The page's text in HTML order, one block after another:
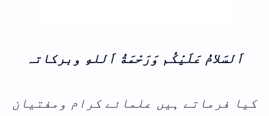
اَلسَلامُ عَلَيْكُم وَرَحْمَةُ اَللهِ وبرکاتہ
کیا فرماتے ہیں علمائے کرام ومفتیان